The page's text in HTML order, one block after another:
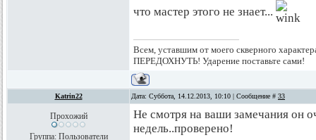
что мастер этого не знает...
Всем, уставшим от моего скверного
ПЕРЕДОХНУТЬ! Ударение поставьте сами!
Katrin22 Дата: Суббота, 14.12.2013, 10:10 | Сообщение # 33
Прохожий
Группа: Пользователи
Не смотря на ваши замечания он
недель..проверено!